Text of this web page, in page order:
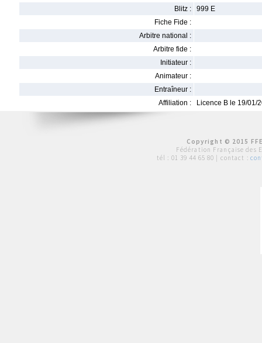
Blitz :
999 E
Fiche Fide :
Arbitre national :
Arbitre fide :
Initiateur :
Animateur :
Entraîneur :
Affiliation :
Licence B le 19/01/
Copyright © 2015
Fédération Française des
tél : 01 39 44 65 80 | contact :